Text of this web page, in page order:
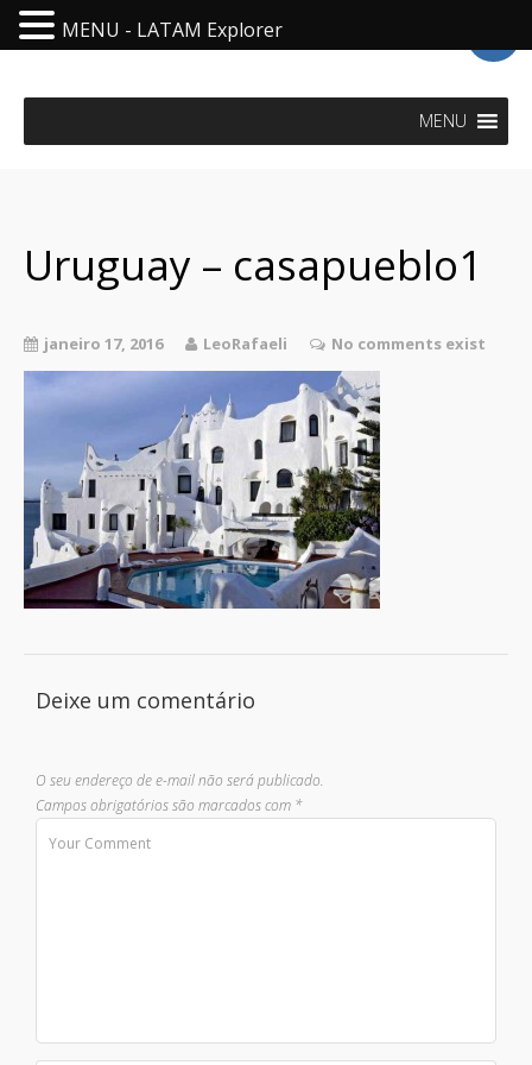
MENU
Uruguay – casapueblo1
janeiro 17, 2016 LeoRafaeli No comments exist
Deixe um comentário
O seu endereço de e-mail não será publicado.
Campos obrigatórios são marcados com *
MENU - LATAM Explorer